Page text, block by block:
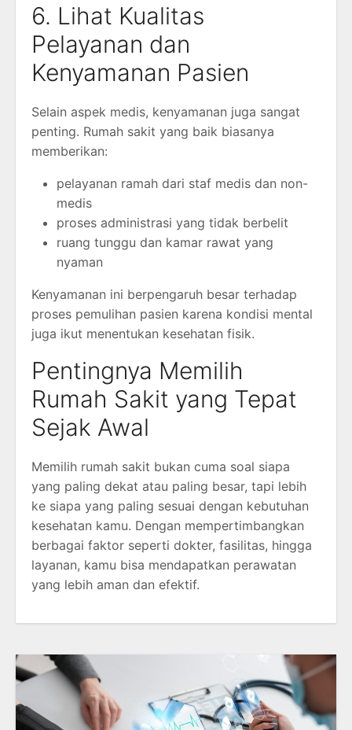
6. Lihat Kualitas
Pelayanan dan
Kenyamanan Pasien
Selain aspek medis, kenyamanan juga sangat
penting. Rumah sakit yang baik biasanya
memberikan:
pelayanan ramah dari staf medis dan non-
medis
proses administrasi yang tidak berbelit
ruang tunggu dan kamar rawat yang
nyaman
Kenyamanan ini berpengaruh besar terhadap
proses pemulihan pasien karena kondisi mental
juga ikut menentukan kesehatan fisik.
Pentingnya Memilih
Rumah Sakit yang Tepat
Sejak Awal
Memilih rumah sakit bukan cuma soal siapa
yang paling dekat atau paling besar, tapi lebih
ke siapa yang paling sesuai dengan kebutuhan
kesehatan kamu. Dengan mempertimbangkan
berbagai faktor seperti dokter, fasilitas, hingga
layanan, kamu bisa mendapatkan perawatan
yang lebih aman dan efektif.